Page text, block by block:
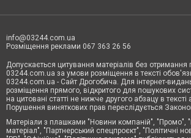
info@03244.com.ua
Розміщення реклами 067 363 26 56
Допускається цитування матеріалів без отримання
03244.com.ua за умови розміщення в тексті
03244.com.ua - Сайт Дрогобича. Для інтернет-
розміщення прямого, відкритого для пошукових
на цитовані статті не нижче другого абзацу в
Порушення виняткових прав переслідується
Матеріали з плашками "Новини компаній", "Промо",
матеріал", "Партнерський спецпроєкт", "Політичні